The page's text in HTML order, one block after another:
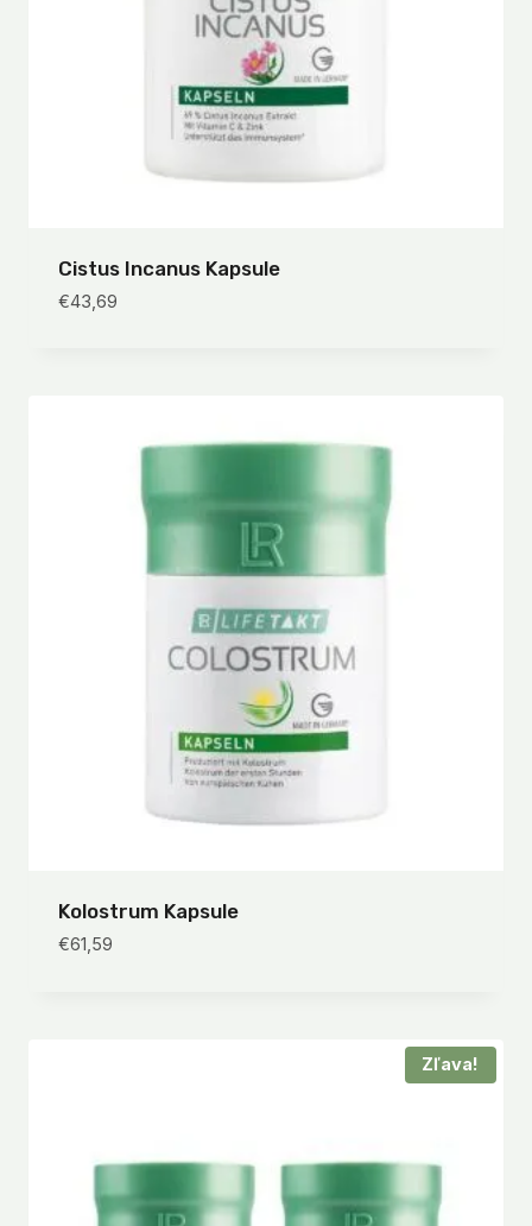
Cistus Incanus Kapsule
€43,69
Kolostrum Kapsule
€61,59
Zľava!